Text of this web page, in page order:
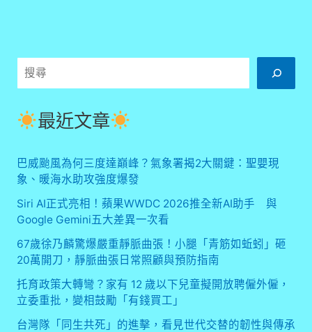
搜
尋
最近文章
巴威颱風為何三度達巔峰？氣象署揭2大關鍵：聖嬰現
象、暖海水助攻強度爆發
Siri AI正式亮相！蘋果WWDC 2026推全新AI助手 與
Google Gemini五大差異一次看
67歲徐乃麟驚爆嚴重靜脈曲張！小腿「青筋如蚯蚓」砸
20萬開刀，靜脈曲張日常照顧與預防指南
托育政策大轉彎？家有 12 歲以下兒童擬開放聘僱外僱，
立委重批，變相鼓勵「有錢買工」
台灣隊「同生共死」的進擊，看見世代交替的韌性與傳承